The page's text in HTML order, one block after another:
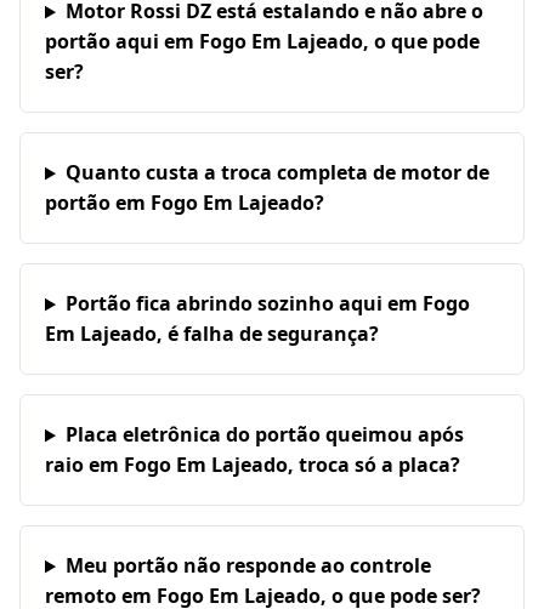
Motor Rossi DZ está estalando e não abre o
portão aqui em Fogo Em Lajeado, o que pode
ser?
Quanto custa a troca completa de motor de
portão em Fogo Em Lajeado?
Portão fica abrindo sozinho aqui em Fogo
Em Lajeado, é falha de segurança?
Placa eletrônica do portão queimou após
raio em Fogo Em Lajeado, troca só a placa?
Meu portão não responde ao controle
remoto em Fogo Em Lajeado, o que pode ser?